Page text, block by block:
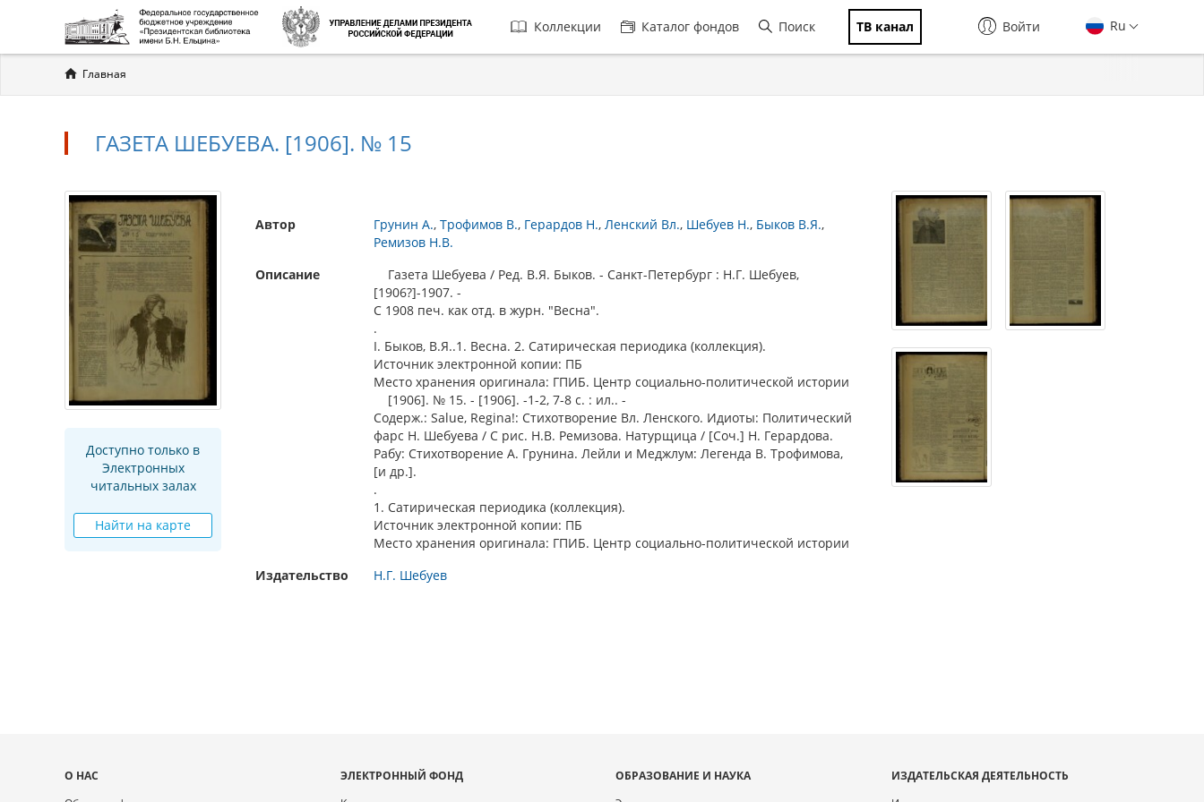
Главная
навигация
Коллекции Каталог фондов Поиск ТВ канал Ru
Войти
Вы
здесь
Главная
ГАЗЕТА ШЕБУЕВА. [1906]. № 15
Доступно только в
Электронных
читальных залах
Найти на карте
Автор Грунин А. Трофимов В. Герардов Н. Ленский Вл. Шебуев Н. Быков В.Я.
Ремизов Н.В.
Описание
Газета Шебуева / Ред. В.Я. Быков. - Санкт-Петербург : Н.Г. Шебуев,
[1906?]-1907. -
С 1908 печ. как отд. в журн. "Весна".
.
I. Быков, В.Я..1. Весна. 2. Сатирическая периодика (коллекция).
Источник электронной копии: ПБ
Место хранения оригинала: ГПИБ. Центр социально-политической истории
[1906]. № 15. - [1906]. -1-2, 7-8 с. : ил.. -
Содерж.: Salue, Regina!: Стихотворение Вл. Ленского. Идиоты: Политический
фарс Н. Шебуева / С рис. Н.В. Ремизова. Натурщица / [Соч.] Н. Герардова.
Рабу: Стихотворение А. Грунина. Лейли и Меджлум: Легенда В. Трофимова,
[и др.].
.
1. Сатирическая периодика (коллекция).
Источник электронной копии: ПБ
Место хранения оригинала: ГПИБ. Центр социально-политической истории
Издательство
Н.Г. Шебуев
Карта
О НАС
ЭЛЕКТРОННЫЙ ФОНД
ОБРАЗОВАНИЕ И НАУКА
ИЗДАТЕЛЬСКАЯ ДЕЯТЕЛЬНОСТЬ